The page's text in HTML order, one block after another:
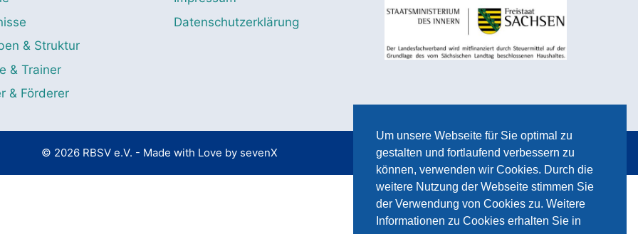
Um unsere Webseite für Sie optimal zu
gestalten und fortlaufend verbessern zu
können, verwenden wir Cookies. Durch die
weitere Nutzung der Webseite stimmen Sie
der Verwendung von Cookies zu. Weitere
Informationen zu Cookies erhalten Sie in
& Struktur
& Trainer
& Förderer
Datenschutzerklärung
© 2026 RBSV e.V. - Made with Love by sevenX